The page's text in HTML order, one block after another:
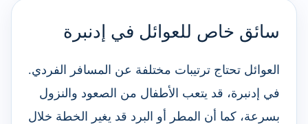
سائق خاص للعوائل في إدنبرة
العوائل تحتاج ترتيبات مختلفة عن المسافر الفردي.
في إدنبرة، قد يتعب الأطفال من الصعود والنزول
بسرعة، كما أن المطر أو البرد قد يغير الخطة خلال